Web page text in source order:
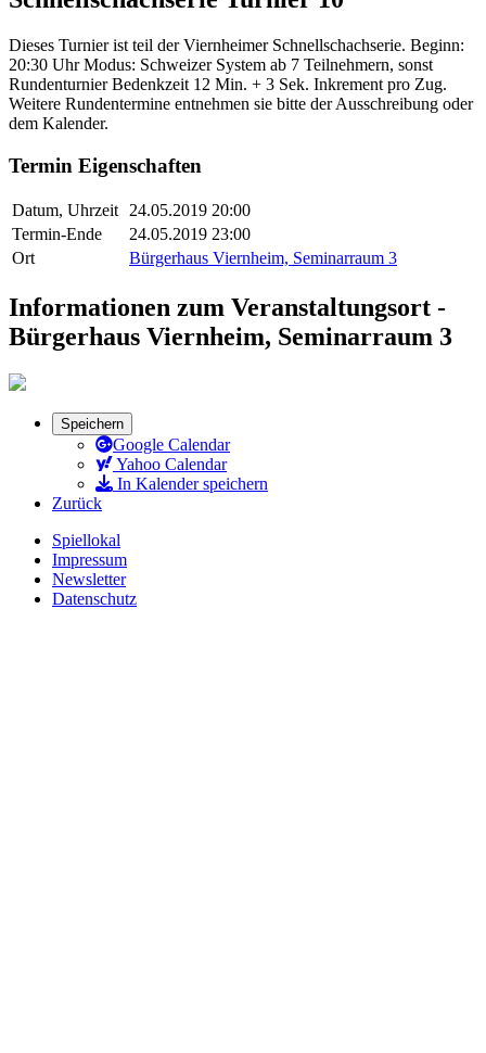
Dieses Turnier ist teil der Viernheimer Schnellschachserie. Beginn:
20:30 Uhr Modus: Schweizer System ab 7 Teilnehmern, sonst
Rundenturnier Bedenkzeit 12 Min. + 3 Sek. Inkrement pro Zug.
Weitere Rundentermine entnehmen sie bitte der Ausschreibung oder
dem Kalender.
Termin Eigenschaften
Datum, Uhrzeit
24.05.2019 20:00
Termin-Ende
24.05.2019 23:00
Ort
Bürgerhaus Viernheim, Seminarraum 3
Informationen zum Veranstaltungsort -
Bürgerhaus Viernheim, Seminarraum 3
Speichern
Google Calendar
Yahoo Calendar
In Kalender speichern
Zurück
Spiellokal
Impressum
Newsletter
Datenschutz